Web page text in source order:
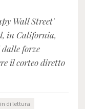
Wall Street'
in California,
forze
il corteo diretto
di lettura